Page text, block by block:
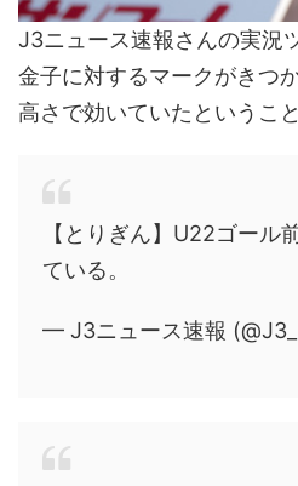
J3ニュース速報さんの実況
金子に対するマークがきつ
高さで効いていたということ
【とりぎん】U22ゴール
ている。
— J3ニュース速報